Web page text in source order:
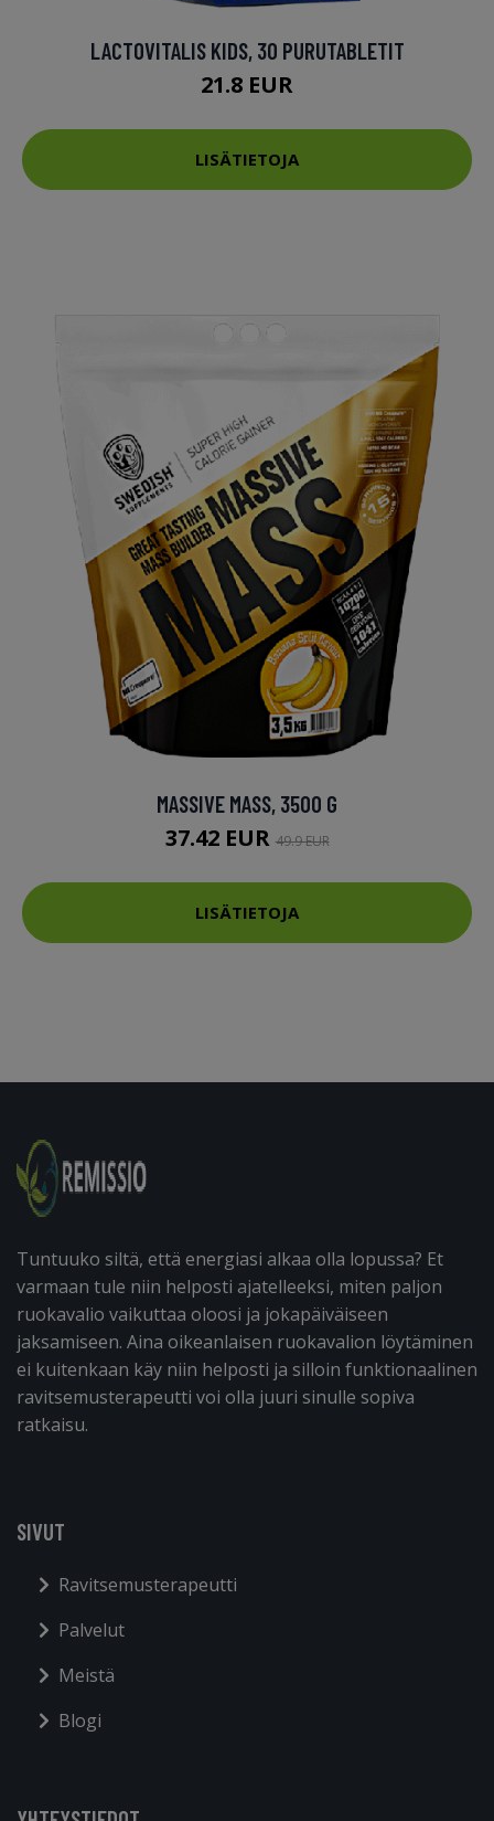
LACTOVITALIS KIDS, 30 PURUTABLETIT
21.8 EUR
LISÄTIETOJA
MASSIVE MASS, 3500 G
37.42 EUR49.9 EUR
LISÄTIETOJA
Tuntuuko siltä, että energiasi alkaa olla lopussa? Et
varmaan tule niin helposti ajatelleeksi, miten paljon
ruokavalio vaikuttaa oloosi ja jokapäiväiseen
jaksamiseen. Aina oikeanlaisen ruokavalion löytäminen
ei kuitenkaan käy niin helposti ja silloin funktionaalinen
ravitsemusterapeutti voi olla juuri sinulle sopiva
ratkaisu.
SIVUT
Ravitsemusterapeutti
Palvelut
Meistä
Blogi